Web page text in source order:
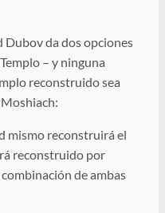
Dubov da dos opciones
– y ninguna
reconstruido sea
mismo reconstruirá el
reconstruido por
de ambas